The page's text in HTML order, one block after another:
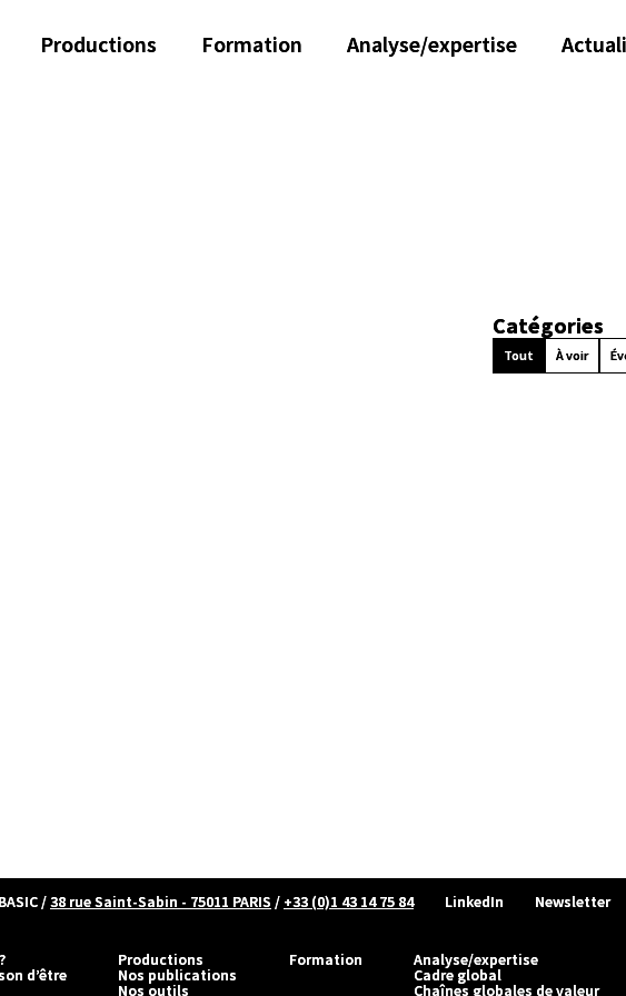
Productions Formation Analyse/expertise
Catégories
Tout À voir
BASIC/38 rue Saint-Sabin - 75011 PARIS / +33 (0)1 43 14 75 84 LinkedIn Newsletter
d’être
Productions
Nos publications
Nos outils
Formation Analyse/expertise
Cadre global
Chaînes globales de valeur